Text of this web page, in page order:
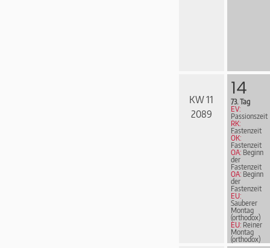
KW 11
2089
14
73. Tag
EV:
Passionszeit
RK:
Fastenzeit
ÖK:
Fastenzeit
OA: Beginn
der
Fastenzeit
OA: Beginn
der
Fastenzeit
EU:
Sauberer
Montag
(orthodox)
EU: Reiner
Montag
(orthodox)